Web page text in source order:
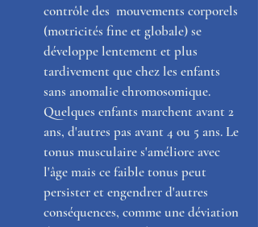
contrôle des  mouvements corporels
(motricités fine et globale) se
développe lentement et plus
tardivement que chez les enfants
sans anomalie chromosomique.
Quelques enfants marchent avant 2
ans, d'autres pas avant 4 ou 5 ans. Le
tonus musculaire s'améliore avec
l'âge mais ce faible tonus peut
persister et engendrer d'autres
conséquences, comme une déviation